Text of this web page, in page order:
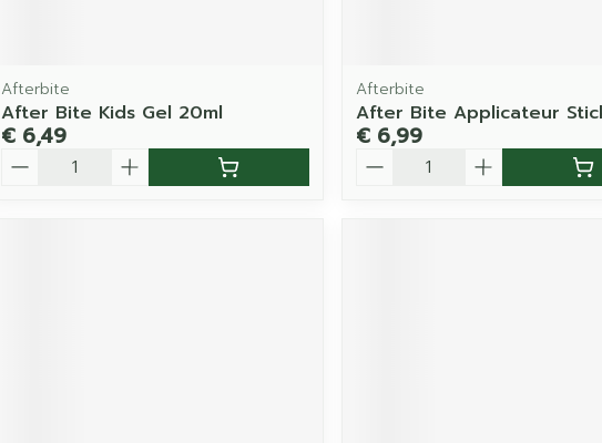
Afterbite
After Bite Kids Gel 20ml
€ 6,49
Afterbite
After Bite Applicateur
€ 6,99